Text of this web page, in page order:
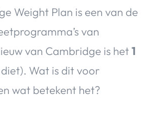
VALERIE'S CHOICE
& Beauty Gadgets
Huis & Tuin
Weight Plan is een van de
van
van Cambridge is het1
diet). Wat is dit voor
wat betekent het?